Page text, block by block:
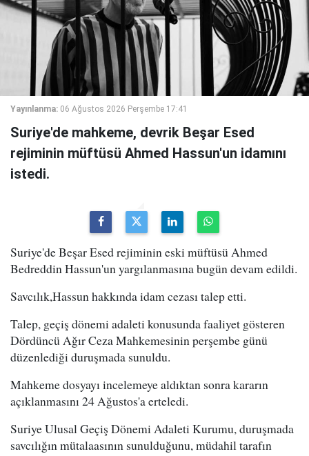
Yayınlanma: 06 Ağustos 2026 Perşembe 17:41
Suriye'de mahkeme, devrik Beşar Esed
rejiminin müftüsü Ahmed Hassun'un idamını
istedi.
Suriye'de Beşar Esed rejiminin eski müftüsü Ahmed
Bedreddin Hassun'un yargılanmasına bugün devam edildi.
Savcılık,Hassun hakkında idam cezası talep etti.
Talep, geçiş dönemi adaleti konusunda faaliyet gösteren
Dördüncü Ağır Ceza Mahkemesinin perşembe günü
düzenlediği duruşmada sunuldu.
Mahkeme dosyayı incelemeye aldıktan sonra kararın
açıklanmasını 24 Ağustos'a erteledi.
Suriye Ulusal Geçiş Dönemi Adaleti Kurumu, duruşmada
savcılığın mütalaasının sunulduğunu, müdahil tarafın